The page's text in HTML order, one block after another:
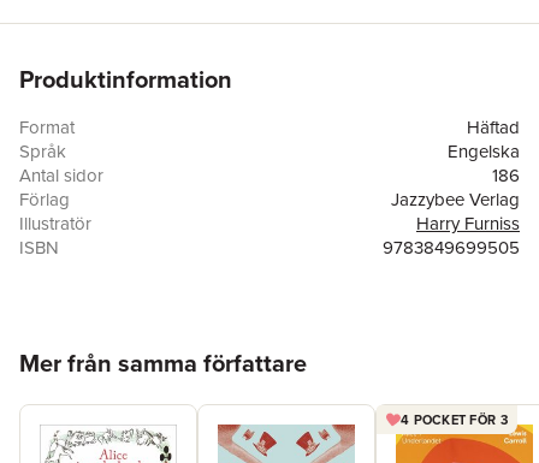
Produktinformation
Format
Häftad
Språk
Engelska
Antal sidor
186
Förlag
Jazzybee Verlag
Illustratör
Harry Furniss
ISBN
9783849699505
Mer från samma författare
4 POCKET FÖR 3